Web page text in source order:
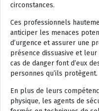
circonstances.
Ces professionnels
anticiper les menaces
d’urgence et assurer une
présence dissuasive et
cas de danger font d’eux
personnes qu’ils protègent.
En plus de leurs
physique, les agents de